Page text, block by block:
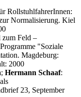
RollstuhlfahrerInnen:
Normalisierung. Kiel
zum Feld –
"Soziale
Magdeburg:
2000
; Hermann Schaaf:
23, September